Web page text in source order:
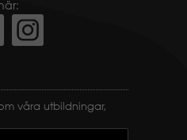
våra utbildningar,